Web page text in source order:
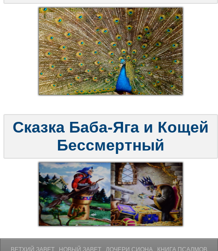
Сказка Баба-Яга и Кощей
Бессмертный
ВЕТХИЙ ЗАВЕТ НОВЫЙ ЗАВЕТ ДОЧЕРИ СИОНА КНИГА ПСАЛМОВ